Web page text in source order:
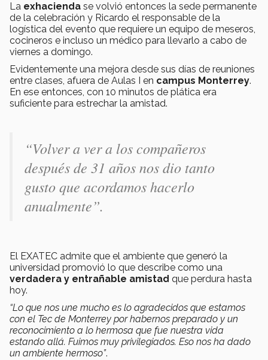
La exhacienda se volvió entonces la sede permanente
de la celebración y Ricardo el responsable de la
logística del evento que requiere un equipo de meseros,
cocineros e incluso un médico para llevarlo a cabo de
viernes a domingo.
Evidentemente una mejora desde sus días de reuniones
entre clases, afuera de Aulas I en campus Monterrey.
En ese entonces, con 10 minutos de plática era
suficiente para estrechar la amistad.
“Volver a ver a los compañeros
después de 31 años nos dio tanto
gusto que acordamos hacerlo
anualmente”.
El EXATEC admite que el ambiente que generó la
universidad promovió lo que describe como una
verdadera y entrañable amistad que perdura hasta
hoy.
“Lo que nos une mucho es lo agradecidos que estamos
con el Tec de Monterrey por habernos preparado y un
reconocimiento a lo hermosa que fue nuestra vida
estando allá. Fuimos muy privilegiados. Eso nos ha dado
un ambiente hermoso”.